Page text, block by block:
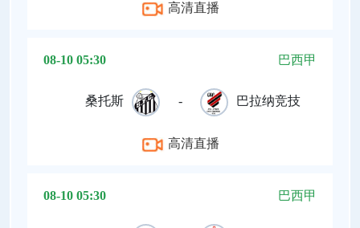
高清直播
08-10 05:30 巴西甲
桑托斯 - 巴拉纳竞技
高清直播
08-10 05:30 巴西甲